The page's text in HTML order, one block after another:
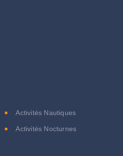
Activités Nautiques
Activités Nocturnes